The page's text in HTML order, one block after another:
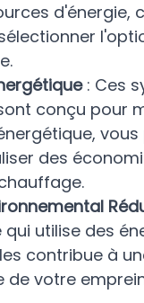
d'énergie,
: Ces
conçu pour
des
utilise des
contribue à
de votre